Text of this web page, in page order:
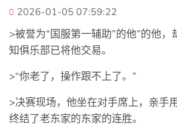
2026-01-05 07:59:22
>被誉为“国服第一辅助”的他”的他，
知俱乐部已将他交易。
>“你老了，操作跟不上了。”
>决赛现场，他坐在对手席上，亲手
终结了老东家的东家的连胜。